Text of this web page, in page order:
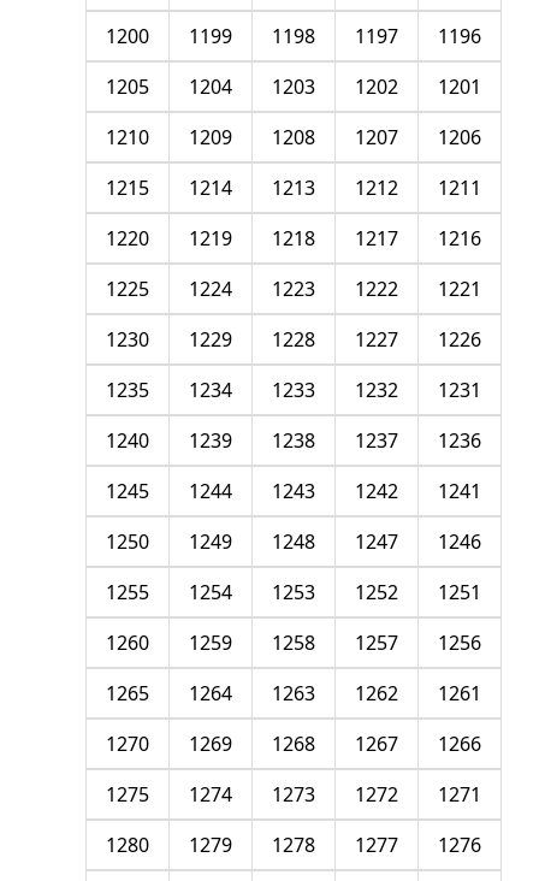
1196
1197
1198
1199
1200
1201
1202
1203
1204
1205
1206
1207
1208
1209
1210
1211
1212
1213
1214
1215
1216
1217
1218
1219
1220
1221
1222
1223
1224
1225
1226
1227
1228
1229
1230
1231
1232
1233
1234
1235
1236
1237
1238
1239
1240
1241
1242
1243
1244
1245
1246
1247
1248
1249
1250
1251
1252
1253
1254
1255
1256
1257
1258
1259
1260
1261
1262
1263
1264
1265
1266
1267
1268
1269
1270
1271
1272
1273
1274
1275
1276
1277
1278
1279
1280